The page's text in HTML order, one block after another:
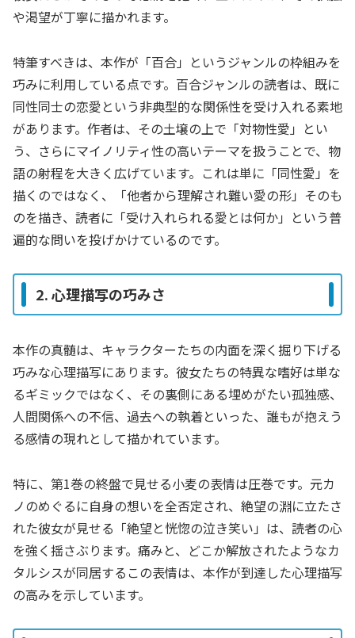
や渇望が丁寧に描かれます。
特筆すべきは、本作が「百合」というジャンルの枠組みを
巧みに利用している点です。百合ジャンルの読者は、既に
同性同士の恋愛という非典型的な関係性を受け入れる素地
があります。作者は、その土壌の上で「対物性愛」とい
う、さらにマイノリティ性の高いテーマを扱うことで、物
語の射程を大きく広げています。これは単に「同性愛」を
描くのではなく、「他者から理解され難い愛の形」そのも
のを描き、読者に「受け入れられる愛とは何か」という普
遍的な問いを投げかけているのです。
2. 心理描写の巧みさ
本作の真髄は、キャラクターたちの内面を深く掘り下げる
巧みな心理描写にあります。彼女たちの特異な嗜好は単な
るギミックではなく、その裏側にある埋めがたい孤独感、
人間関係への不信、過去への執着といった、誰もが抱えう
る感情の現れとして描かれています。
特に、第1巻の終盤で見せる小麦の表情は圧巻です。元カ
ノのめぐるに自身の想いを全否定され、絶望の淵に立たさ
れた彼女が見せる「絶望と恍惚の泣き笑い」は、読者の心
を強く揺さぶります。痛みと、どこか解放されたようなカ
タルシスが同居するこの表情は、本作が到達した心理描写
の高みを示しています。